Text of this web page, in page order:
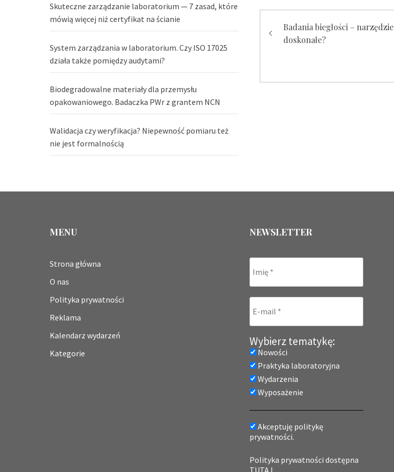
Nawigacja
wpisu
Badania biegłości – narzędzie
doskonałe?
Skuteczne zarządzanie laboratorium — 7 zasad, które
mówią więcej niż certyfikat na ścianie
System zarządzania w laboratorium. Czy ISO 17025
działa także pomiędzy audytami?
Biodegradowalne materiały dla przemysłu
opakowaniowego. Badaczka PWr z grantem NCN
Walidacja czy weryfikacja? Niepewność pomiaru też
nie jest formalnością
MENU
Strona główna
O nas
Polityka prywatności
Reklama
Kalendarz wydarzeń
Kategorie
NEWSLETTER
Wybierz tematykę:
Nowości
Praktyka laboratoryjna
Wydarzenia
Wyposażenie
Akceptuję politykę
prywatności.
Polityka prywatności dostępna
TUTAJ.